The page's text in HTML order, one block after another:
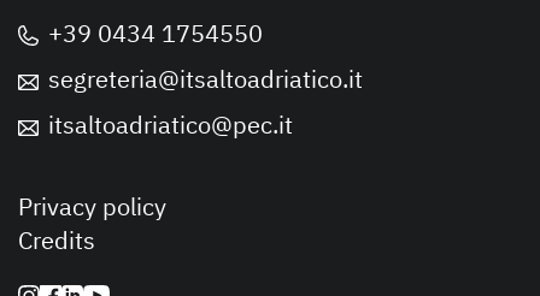
+39 0434 1754550
segreteria@itsaltoadriatico.it
itsaltoadriatico@pec.it
Privacy policy
Credits